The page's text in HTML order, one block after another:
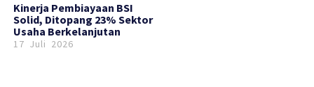
Kinerja Pembiayaan BSI
Solid, Ditopang 23% Sektor
Usaha Berkelanjutan
17 Juli 2026